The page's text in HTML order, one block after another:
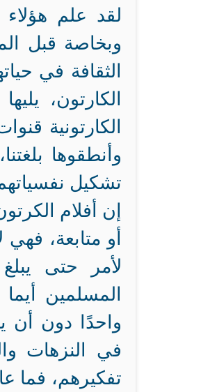
لقد علم
الثقافة في
الكارتون،
الكارتونية
وأنطقوها
تشكيل
إن أفلام
أو متابعة، فهي
لأمر حتى
المسلمين
واحدًا دون أن
في النزهات
تفكيرهم، فما